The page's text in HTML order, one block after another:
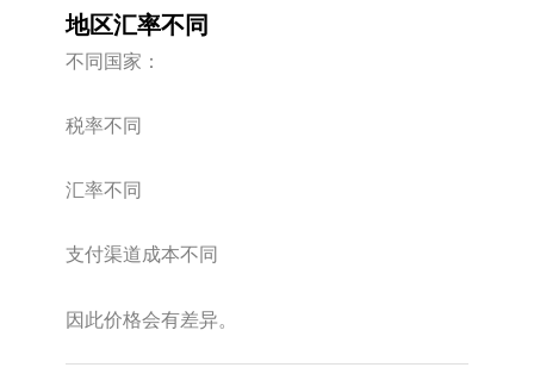
地区汇率不同
不同国家：
税率不同
汇率不同
支付渠道成本不同
因此价格会有差异。